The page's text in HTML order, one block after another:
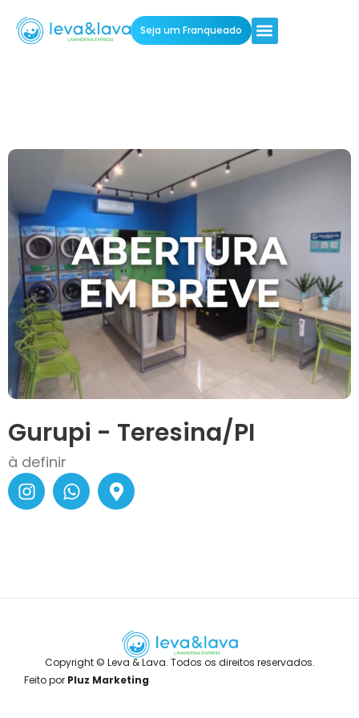
Seja um Franqueado
Gurupi - Teresina/PI
à definir
Copyright © Leva & Lava. Todos os direitos reservados.
Feito por Pluz Marketing